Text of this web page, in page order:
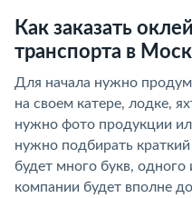
Как заказать
транспорта в
Для начала нужно
на своем катере, лодке,
нужно фото продукции
нужно подбирать
будет много букв, одного
компании будет вполне